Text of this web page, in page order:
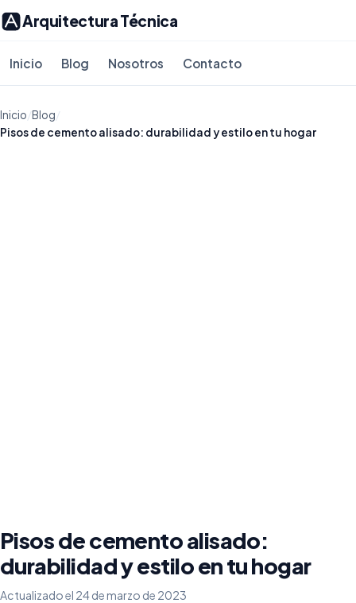
Arquitectura Técnica
Inicio Blog Nosotros Contacto
Inicio/Blog/
Pisos de cemento alisado: durabilidad y estilo en tu hogar
Pisos de cemento alisado:
durabilidad y estilo en tu hogar
Actualizado el 24 de marzo de 2023